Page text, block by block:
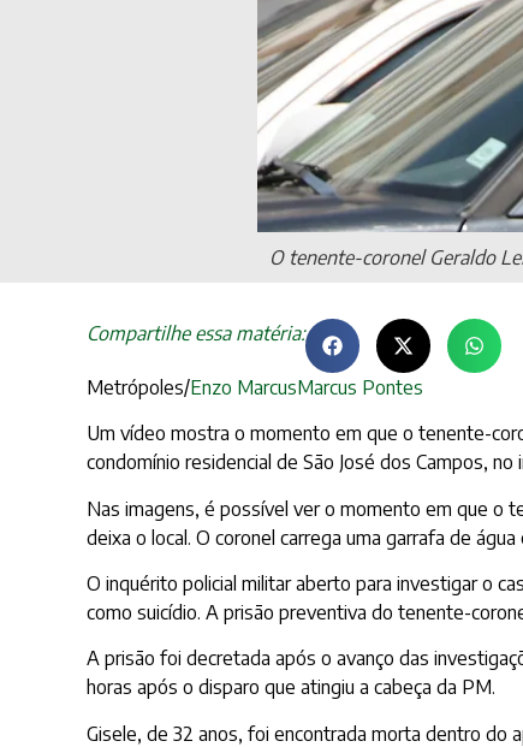
O tenente-coronel Geraldo
Compartilhe essa matéria:
Metrópoles/Enzo MarcusMarcus Pontes
Um vídeo mostra o momento em que o tenente-
condomínio residencial de São José dos Campos,
Nas imagens, é possível ver o momento em que o
deixa o local. O coronel carrega uma garrafa de
O inquérito policial militar aberto para investigar o
como suicídio. A prisão preventiva do tenente-
A prisão foi decretada após o avanço das
horas após o disparo que atingiu a cabeça da PM.
Gisele, de 32 anos, foi encontrada morta dentro do